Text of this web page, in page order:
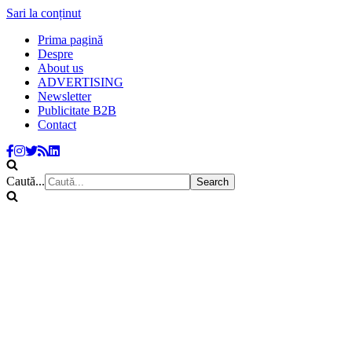
Sari la conținut
Prima pagină
Despre
About us
ADVERTISING
Newsletter
Publicitate B2B
Contact
Caută...